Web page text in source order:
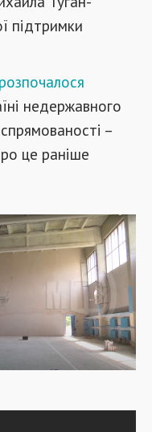
підтримки
недержавного
–
це раніше